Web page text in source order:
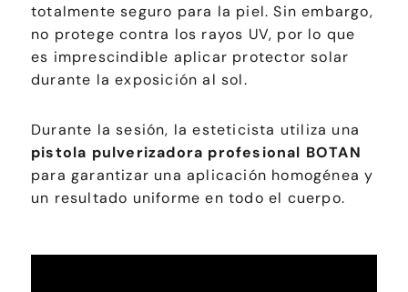
totalmente seguro para la piel. Sin embargo,
no protege contra los rayos UV, por lo que
es imprescindible aplicar protector solar
durante la exposición al sol.
Durante la sesión, la esteticista utiliza una
pistola pulverizadora profesional BOTAN
para garantizar una aplicación homogénea y
un resultado uniforme en todo el cuerpo.